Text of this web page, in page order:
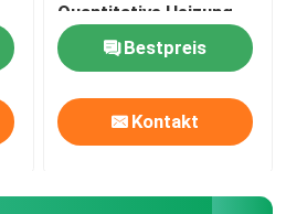
Quantitative Heizung
Bestpreis
Kontakt